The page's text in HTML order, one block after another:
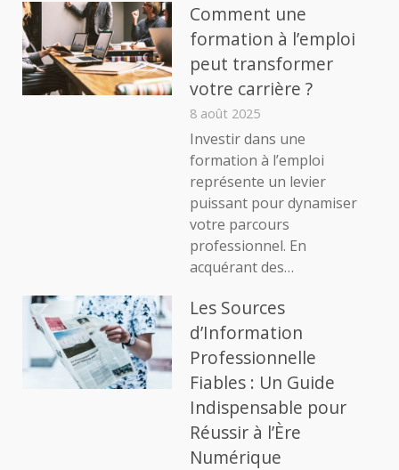
Comment une
formation à l’emploi
peut transformer
votre carrière ?
8 août 2025
Investir dans une
formation à l’emploi
représente un levier
puissant pour dynamiser
votre parcours
professionnel. En
acquérant des…
Les Sources
d’Information
Professionnelle
Fiables : Un Guide
Indispensable pour
Réussir à l’Ère
Numérique